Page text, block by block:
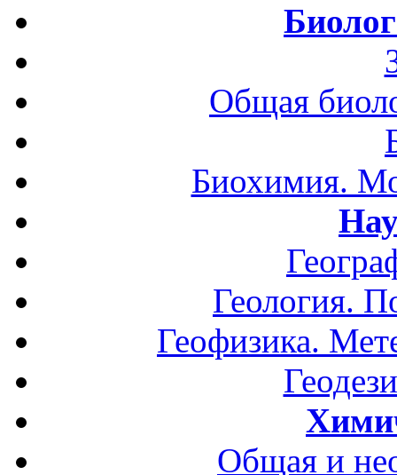
Общая
Биохимия.
Геология.
Геофизика.
Общая и